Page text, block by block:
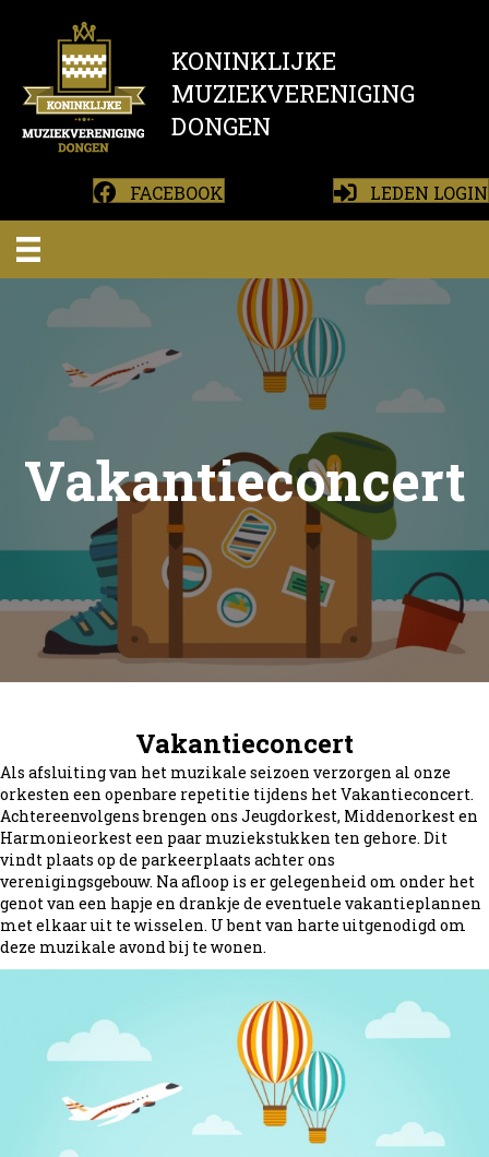
KONINKLIJKE
MUZIEKVERENIGING
DONGEN
FACEBOOK LEDEN LOGIN
Vakantieconcert
Vakantieconcert
Als afsluiting van het muzikale seizoen verzorgen al onze
orkesten een openbare repetitie tijdens het Vakantieconcert.
Achtereenvolgens brengen ons Jeugdorkest, Middenorkest en
Harmonieorkest een paar muziekstukken ten gehore. Dit
vindt plaats op de parkeerplaats achter ons
verenigingsgebouw. Na afloop is er gelegenheid om onder het
genot van een hapje en drankje de eventuele vakantieplannen
met elkaar uit te wisselen. U bent van harte uitgenodigd om
deze muzikale avond bij te wonen.